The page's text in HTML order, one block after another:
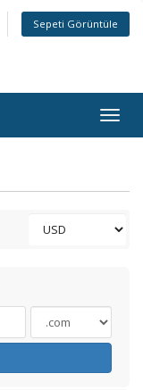
Sepeti Görüntüle